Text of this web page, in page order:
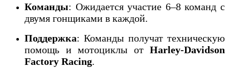
Команды: Ожидается участие 6–8 команд с
двумя гонщиками в каждой.
Поддержка: Команды получат техническую
помощь и мотоциклы от Harley-Davidson
Factory Racing.